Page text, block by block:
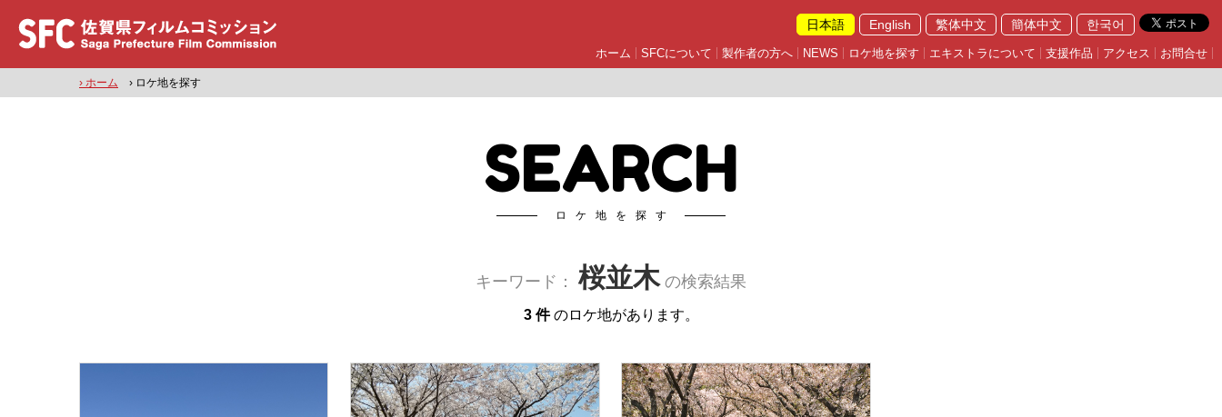
日本語 English 繁体中文 簡体中文 한국어
ホーム SFCについて 製作者の方へ NEWS ロケ地を探す エキストラについて 支援作品 アクセス お問合せ
› ホーム › ロケ地を探す
SEARCH
ロケ地を探す
キーワード： 桜並木の検索結果
3 件のロケ地があります。